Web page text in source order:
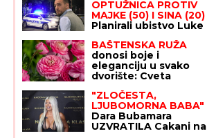
OPTUŽNICA PROTIV
MAJKE (50) I SINA (20)
Planirali ubistvo Luke
arsenal oružja,
otkriven i PAKLENI
PLAN koji su skovali
BAŠTENSKA RUŽA
donosi boje i
eleganciju u svako
dvorište: Cveta
kao raskošni buket, a
ne traži mnogo
"ZLOČESTA,
LJUBOMORNA BABA"
Dara Bubamara
UZVRATILA Cakani na